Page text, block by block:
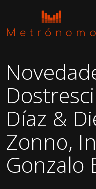
Díaz &
Zonno,
Gonzalo